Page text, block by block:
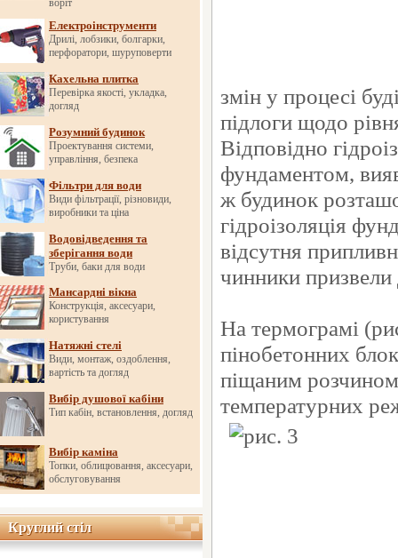
Електроінструменти
Дрилі, лобзики, болгарки,
перфоратори, шуруповерти
Кахельна плитка
Перевірка якості, укладка,
догляд
Розумний будинок
Проектування системи,
управління, безпека
Фільтри для води
Види фільтрації, різновиди,
виробники та ціна
Водовідведення та
зберігання води
Труби, баки для води
Мансардні вікна
Конструкція, аксесуари,
користування
Натяжні стелі
Види, монтаж, оздоблення,
вартість та догляд
Вибір душової кабіни
Тип кабін, встановлення, догляд
Вибір каміна
Топки, облицювання, аксесуари,
обслуговування
Круглий стіл
Круглий стіл
змін у процесі
підлоги щодо
Відповідно
фундаментом,
ж будинок
гідроізоляція
відсутня
чинники призвели
На термограмі
пінобетонних
піщаним
температурних